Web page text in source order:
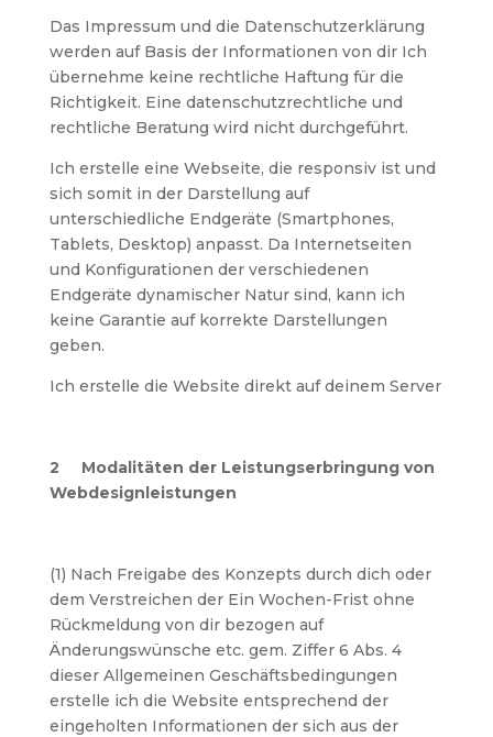
Das Impressum und die Datenschutzerklärung
werden auf Basis der Informationen von dir Ich
übernehme keine rechtliche Haftung für die
Richtigkeit. Eine datenschutzrechtliche und
rechtliche Beratung wird nicht durchgeführt.
Ich erstelle eine Webseite, die responsiv ist und
sich somit in der Darstellung auf
unterschiedliche Endgeräte (Smartphones,
Tablets, Desktop) anpasst. Da Internetseiten
und Konfigurationen der verschiedenen
Endgeräte dynamischer Natur sind, kann ich
keine Garantie auf korrekte Darstellungen
geben.
Ich erstelle die Website direkt auf deinem Server
2 Modalitäten der Leistungserbringung von
Webdesignleistungen
(1) Nach Freigabe des Konzepts durch dich oder
dem Verstreichen der Ein Wochen-Frist ohne
Rückmeldung von dir bezogen auf
Änderungswünsche etc. gem. Ziffer 6 Abs. 4
dieser Allgemeinen Geschäftsbedingungen
erstelle ich die Website entsprechend der
eingeholten Informationen der sich aus der